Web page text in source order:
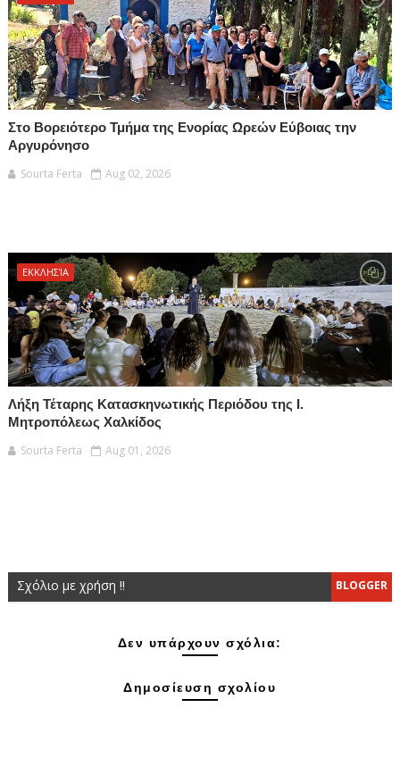
Στο Βορειότερο Τμήμα της Ενορίας Ωρεών Εύβοιας την
Αργυρόνησο
Sourta Ferta
Aug 02, 2026
ΕΚΚΛΗΣΊΑ
Λήξη Τέταρης Κατασκηνωτικής Περιόδου της Ι.
Μητροπόλεως Χαλκίδος
Sourta Ferta
Aug 01, 2026
BLOGGER
Σχόλιο με χρήση !!
Δεν υπάρχουν σχόλια:
Δημοσίευση σχολίου